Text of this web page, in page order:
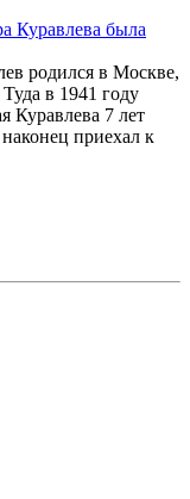
Куравлева была
родился в Москве,
в 1941 году
Куравлева 7 лет
приехал к